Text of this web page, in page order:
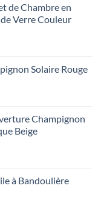
de Chambre en
Verre Couleur
Solaire Rouge
Champignon
Beige
à Bandoulière